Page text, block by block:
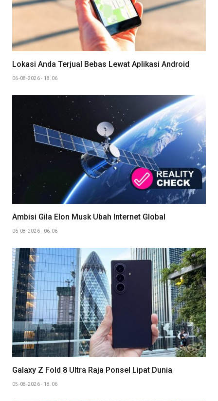
Lokasi Anda Terjual Bebas Lewat Aplikasi Android
06-08-2026 - 18.06
Ambisi Gila Elon Musk Ubah Internet Global
06-08-2026 - 06.06
Galaxy Z Fold 8 Ultra Raja Ponsel Lipat Dunia
05-08-2026 - 18.06